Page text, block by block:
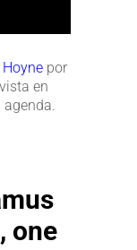
por
en
agenda.
one